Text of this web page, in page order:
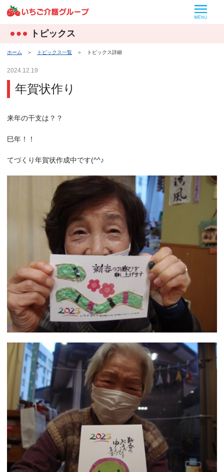
トピックス
ホーム ＞ トピックス一覧 ＞ トピックス詳細
2024.12.19
年賀状作り
来年の干支は？？
巳年！！
てづくり年賀状作成中です(^^♪